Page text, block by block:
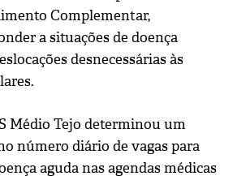
Complementar,
a situações de doença
desnecessárias às
Médio Tejo determinou um
número diário de vagas para
aguda nas agendas médicas